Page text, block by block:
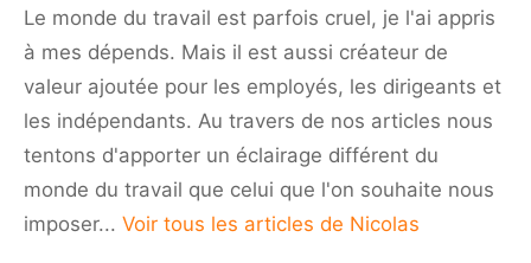
Le monde du travail est parfois cruel, je l'ai appris
à mes dépends. Mais il est aussi créateur de
valeur ajoutée pour les employés, les dirigeants et
les indépendants. Au travers de nos articles nous
tentons d'apporter un éclairage différent du
monde du travail que celui que l'on souhaite nous
imposer... Voir tous les articles de Nicolas